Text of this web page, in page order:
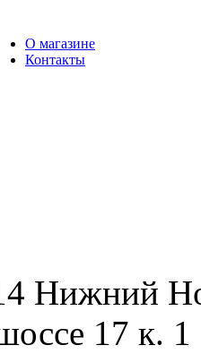
О магазине
Контакты
Нижний
17 к.